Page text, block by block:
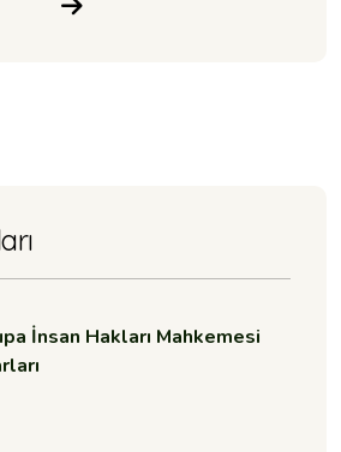
İnsan Hakları Mahkemesi